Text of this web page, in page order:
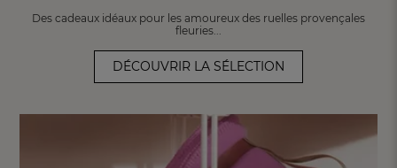
Des cadeaux idéaux pour les amoureux des ruelles provençales
fleuries...
DÉCOUVRIR LA SÉLECTION